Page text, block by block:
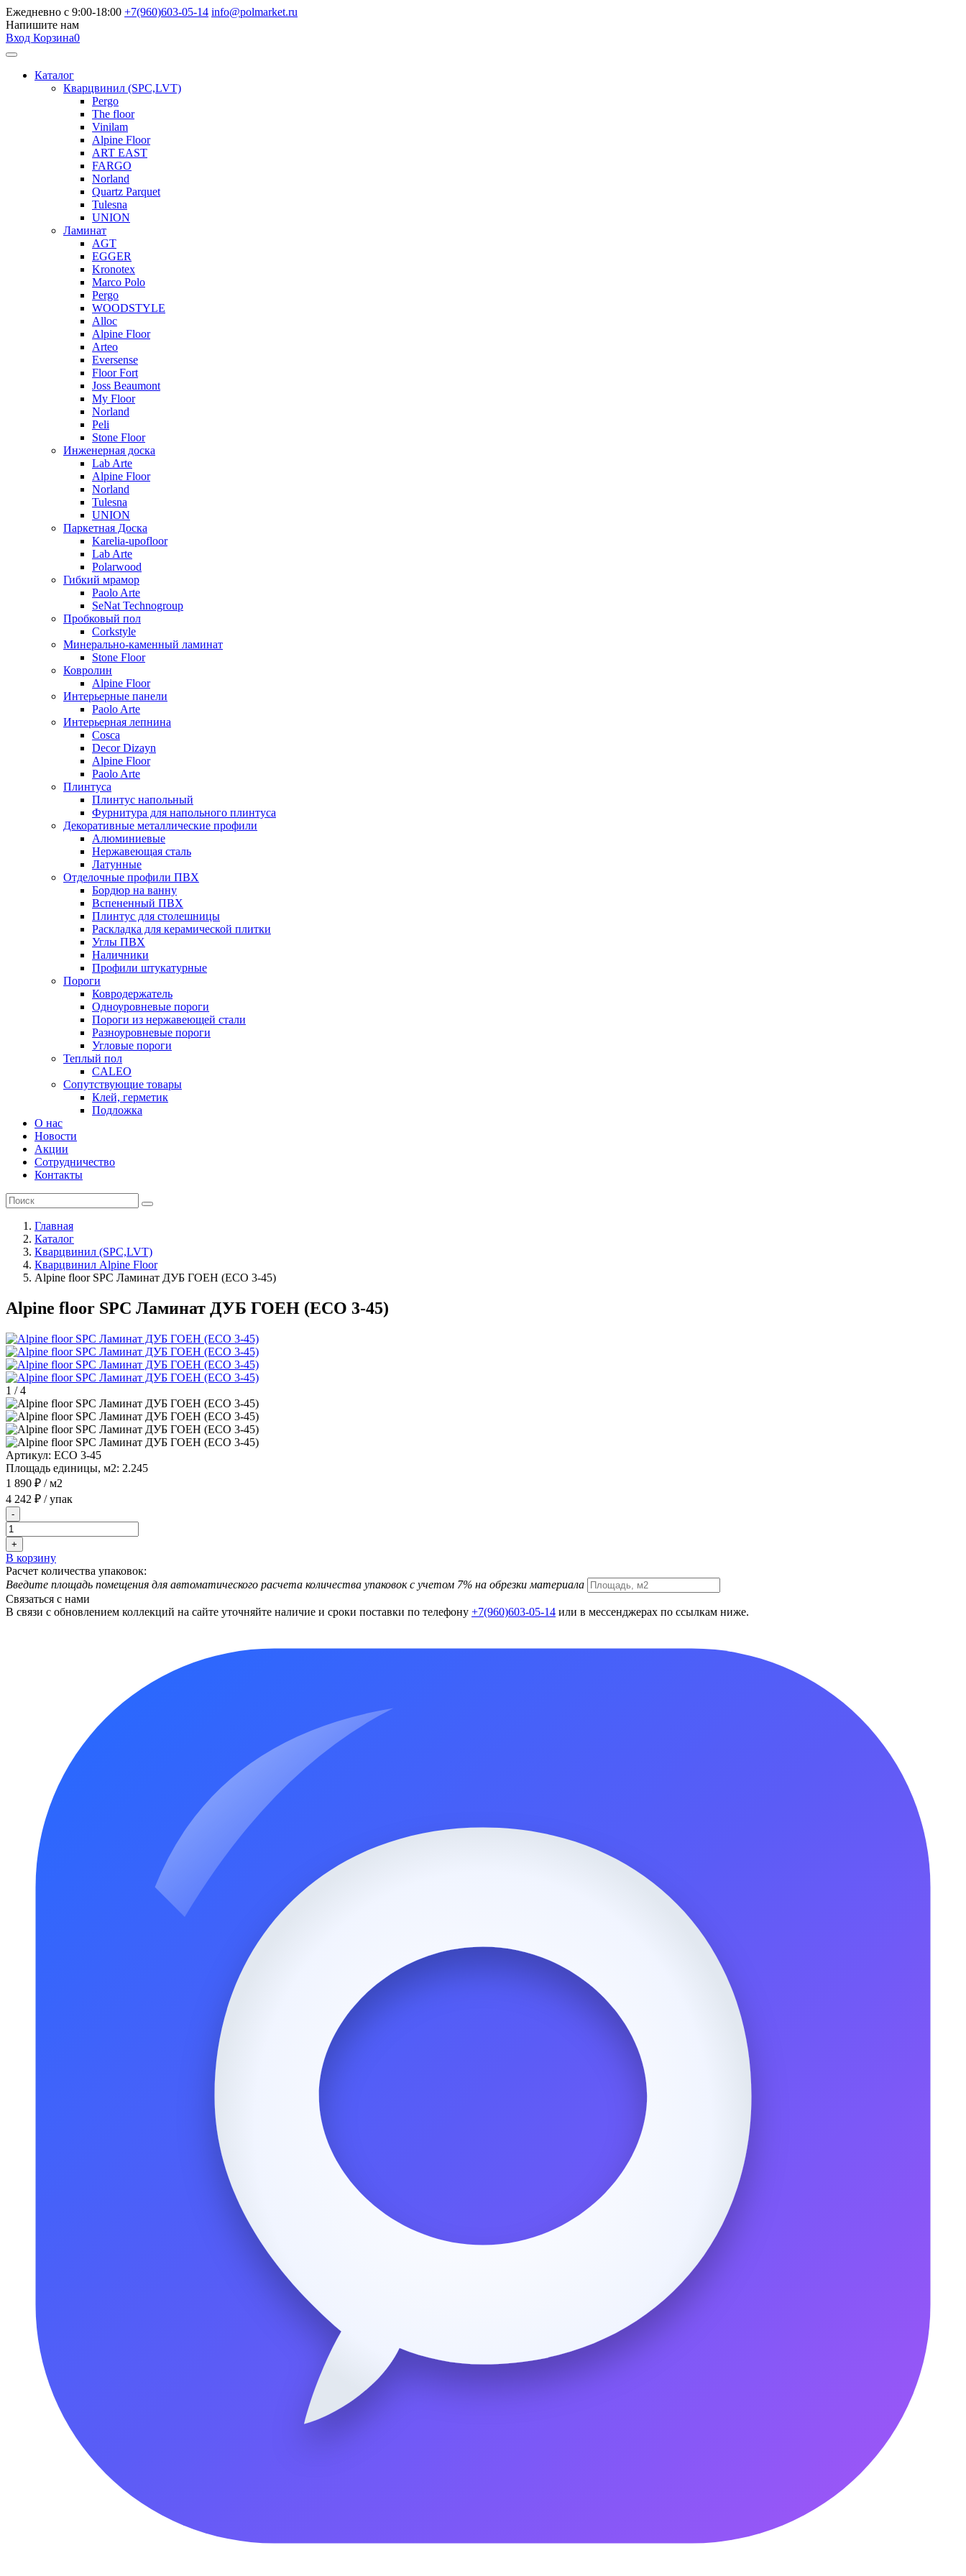
Ежедневно с 9:00-18:00 +7(960)603-05-14 info@polmarket.ru
Напишите нам
Вход Корзина0
Каталог
Кварцвинил (SPC,LVT)
Pergo
The floor
Vinilam
Alpine Floor
ART EAST
FARGO
Norland
Quartz Parquet
Tulesna
UNION
Ламинат
AGT
EGGER
Kronotex
Marco Polo
Pergo
WOODSTYLE
Alloc
Alpine Floor
Arteo
Eversense
Floor Fort
Joss Beaumont
My Floor
Norland
Peli
Stone Floor
Инженерная доска
Lab Arte
Alpine Floor
Norland
Tulesna
UNION
Паркетная Доска
Karelia-upofloor
Lab Arte
Polarwood
Гибкий мрамор
Paolo Arte
SeNat Technogroup
Пробковый пол
Corkstyle
Минерально-каменный ламинат
Stone Floor
Ковролин
Alpine Floor
Интерьерные панели
Paolo Arte
Интерьерная лепнина
Cosca
Decor Dizayn
Alpine Floor
Paolo Arte
Плинтуса
Плинтус напольный
Фурнитура для напольного плинтуса
Декоративные металлические профили
Алюминиевые
Нержавеющая сталь
Латунные
Отделочные профили ПВХ
Бордюр на ванну
Вспененный ПВХ
Плинтус для столешницы
Раскладка для керамической плитки
Углы ПВХ
Наличники
Профили штукатурные
Пороги
Ковродержатель
Одноуровневые пороги
Пороги из нержавеющей стали
Разноуровневые пороги
Угловые пороги
Теплый пол
CALEO
Сопутствующие товары
Клей, герметик
Подложка
О нас
Новости
Акции
Сотрудничество
Контакты
Главная
Каталог
Кварцвинил (SPC,LVT)
Кварцвинил Alpine Floor
Alpine floor SPC Ламинат ДУБ ГОЕН (ЕСО 3-45)
Alpine floor SPC Ламинат ДУБ ГОЕН (ЕСО 3-45)
1 /4
Артикул: ЕСО 3-45
Площадь единицы, м2: 2.245
1 890 ₽ / м2
4 242 ₽ / упак
-
+
В корзину
Расчет количества упаковок:
Введите площадь помещения для автоматического расчета количества упаковок с учетом 7% на обрезки материала
Связаться с нами
В связи с обновлением коллекций на сайте уточняйте наличие и сроки поставки по телефону +7(960)603-05-14 или в мессенджерах по ссылкам ниже.